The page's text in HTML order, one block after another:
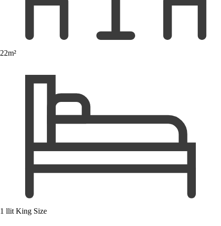
22m²
1 llit King Size